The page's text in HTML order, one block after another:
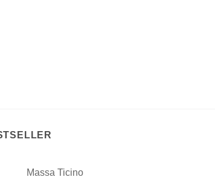
Massa Ticino